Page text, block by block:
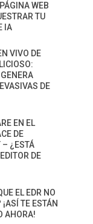
WEB
TU
IA
VIVO DE
DE
EN EL
DE
– ¿ESTÁ
DE
EL EDR NO
¡ASÍ TE ESTÁN
AHORA!